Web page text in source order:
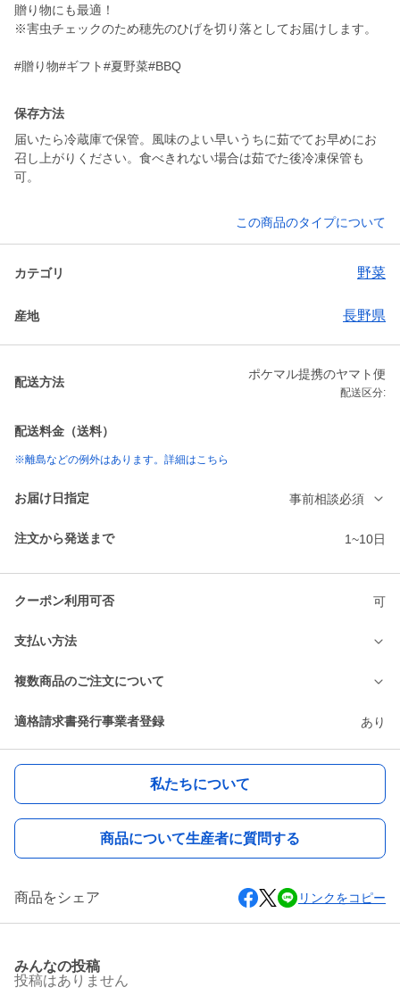
贈り物にも最適！
※害虫チェックのため穂先のひげを切り落としてお届けします。
#贈り物#ギフト#夏野菜#BBQ
保存方法
届いたら冷蔵庫で保管。風味のよい早いうちに茹でてお早めにお
召し上がりください。食べきれない場合は茹でた後冷凍保管も
可。
この商品のタイプについて
カテゴリ 野菜
産地 長野県
配送方法
ポケマル提携のヤマト便
配送区分:
配送料金（送料）
※離島などの例外はあります。詳細はこちら
お届け日指定 事前相談必須
注文から発送まで 1~10日
クーポン利用可否 可
支払い方法
複数商品のご注文について
適格請求書発行事業者登録 あり
私たちについて
商品について生産者に質問する
商品をシェア リンクをコピー
みんなの投稿
投稿はありません